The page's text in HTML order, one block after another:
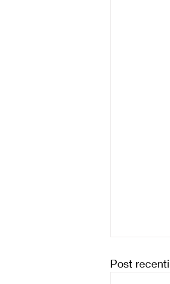
Post recenti